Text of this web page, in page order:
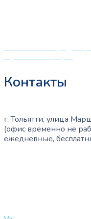
Политика
Публичная оферта
Контакты
г. Тольятти, улица
(офис временно не
ежедневные,